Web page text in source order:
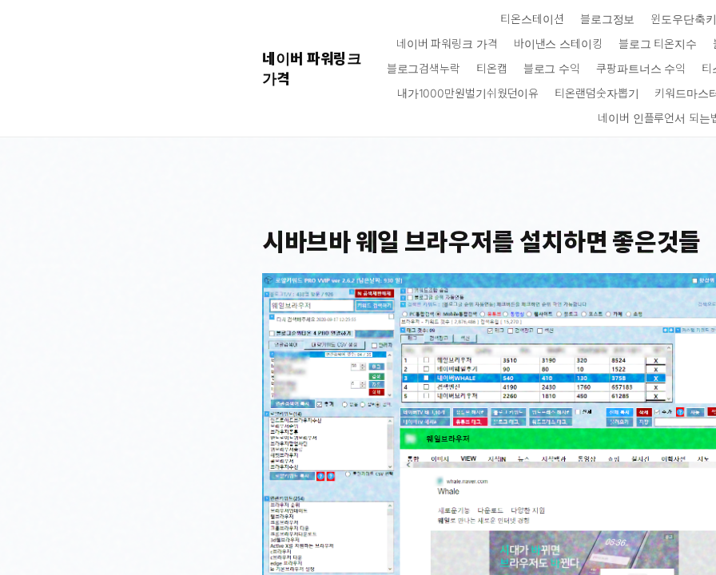
네이버 파워링크
가격
티온스테이션 블로그정보
윈도우단축키
네이버 파워링크 가격
바이낸스 스테이킹 블로그 티온지수
블로그검색누락
티온캡 블로그 수익 쿠팡파트너스 수익
티
내가1000만원벌기쉬웠던이유
티온랜덤숫자뽑기
키워드마스
네이버 인플루언서 되는
시바브바 웨일 브라우저를 설치하면 좋은것들